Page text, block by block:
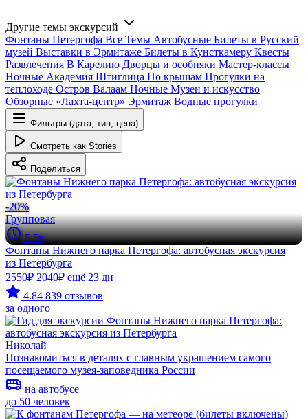
Другие темы экскурсий
Фонтаны Петергофа Все Темы Автобусные Билеты в Русский
музей Выставки в Эрмитаже Билеты в Кунсткамеру Квесты
Развлечения В Карелию Дворцы и особняки Мастер-классы
Ночные Академия Штиглица По крышам Прогулки на
теплоходе Остров Валаам Ночные Музеи и искусство
Обзорные «Лахта-центр» Эрмитаж Водные прогулки
Фильтры (дата, тип, цена)
Смотреть как Stories
Поделиться
-20%
Групповая
5.5ч
Фонтаны Нижнего парка Петергофа: автобусная экскурсия
из Петербурга
2550₽ 2040₽ ещё 23 дн
4.84 839 отзывов
за одного
Николай
Познакомиться в деталях с главным украшением самого
посещаемого музея-заповедника России
на автобусе
до 50 человек